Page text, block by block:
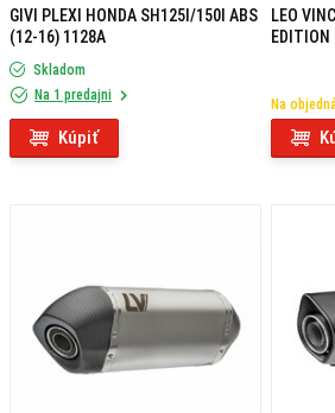
GIVI PLEXI HONDA SH125I/150I ABS
(12-16) 1128A
Skladom
Na 1 predajni
Kúpiť
LEO
Na